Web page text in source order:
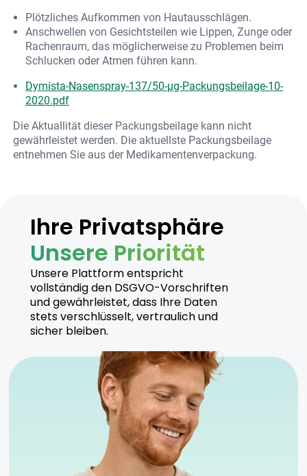
Plötzliches Aufkommen von Hautausschlägen.
Anschwellen von Gesichtsteilen wie Lippen, Zunge oder
Rachenraum, das möglicherweise zu Problemen beim
Schlucken oder Atmen führen kann.
Dymista-Nasenspray-137/50-µg-Packungsbeilage-10-
2020.pdf
Die Aktuallität dieser Packungsbeilage kann nicht
gewährleistet werden. Die aktuellste Packungsbeilage
entnehmen Sie aus der Medikamentenverpackung.
Ihre Privatsphäre
Unsere Priorität
Unsere Plattform entspricht
vollständig den DSGVO-Vorschriften
und gewährleistet, dass Ihre Daten
stets verschlüsselt, vertraulich und
sicher bleiben.